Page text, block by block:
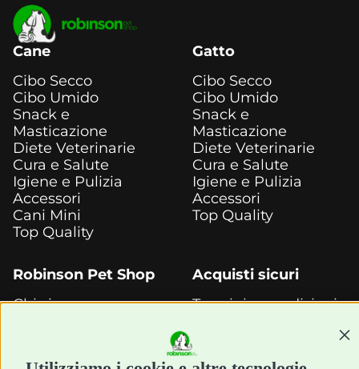
Cane
Cibo Secco
Cibo Umido
Snack e
Masticazione
Diete Veterinarie
Cura e Salute
Igiene e Pulizia
Accessori
Cani Mini
Top Quality
Gatto
Cibo Secco
Cibo Umido
Snack e
Masticazione
Diete Veterinarie
Cura e Salute
Igiene e Pulizia
Accessori
Top Quality
Robinson Pet Shop
Chi siamo
Acquisti sicuri
Termini e condizioni
Metodi di